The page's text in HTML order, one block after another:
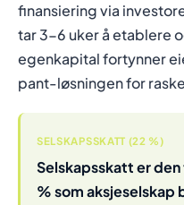
finansiering via
tar 3-6 uker å etablere
egenkapital fortynner
pant-løsningen for
SELSKAPSSKATT (22 %)
Selskapsskatt er
% som